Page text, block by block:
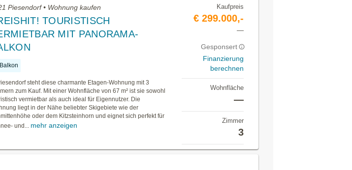
Piesendorf • Wohnung kaufen
TOURISTISCH
MIT PANORAMA-
Balkon
steht diese charmante Etagen-Wohnung mit 3
zum Kauf. Mit einer Wohnfläche von 67 m² ist sie sowohl
vermietbar als auch ideal für Eigennutzer. Die
liegt in der Nähe beliebter Skigebiete wie der
oder dem Kitzsteinhorn und eignet sich perfekt für
und... mehr anzeigen
Kaufpreis
€ 299.000,-
—
Gesponsert
Finanzierung
berechnen
Wohnfläche
—
Zimmer
3